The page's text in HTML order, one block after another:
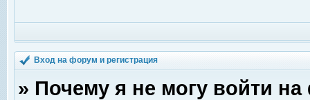
Вход на форум и регистрация
» Почему я не могу войти